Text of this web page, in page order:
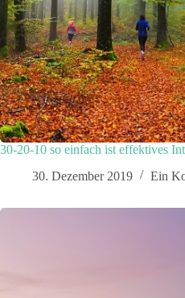
30-20-10 so einfach ist effektives
30. Dezember 2019
Ein